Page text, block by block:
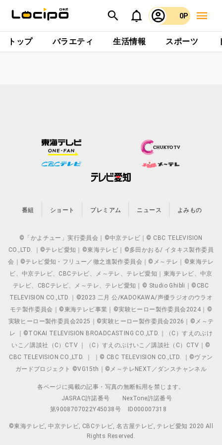
0P
トップ バラエティ 生活情報 スポーツ
番組 ショート プレミアム ニュース よみもの
©「かよチュー」実行委員会｜©中京テレビ｜© CBC TELEVISION
CO.,LTD. ｜©テレビ愛知｜©東海テレビ｜©多田かおる/ イタキス製作委員
会｜©テレビ愛知・フリュー／徹之進製作委員会｜©メ～テレ｜©東海テレ
ビ、中京テレビ、CBCテレビ、メ～テレ、テレビ愛知｜東海テレビ、中京
テレビ、CBCテレビ、メ～テレ、テレビ愛知｜© Studio Ghibli｜©CBC
TELEVISION CO.,LTD.｜©2023 二月 公/KADOKAWA/声優ラジオのウラオ
モテ製作委員会｜©東海テレビ事業｜©実験ヒーロー製作委員会2024｜©
実験ヒーロー製作委員会2025｜©実験ヒーロー製作委員会2026｜©メ～テ
レ ｜©TOKAI TELEVISION BROADCASTING CO.,LTD.｜（C）すえのぶけ
いこ／講談社（C）CTV ｜（C）すえのぶけいこ／講談社（C）CTV｜©
CBC TELEVISION CO.,LTD. ｜ ｜© CBC TELEVISION CO.,LTD. ｜©ヴァン
ガードプロジェクト ©VG15th｜©メ～テレNEXT／ダンスチャンネル
各ページに掲載の記事・写真の無断転用を禁じます。
JASRAC許諾番号
NexTone許諾番号
第9008707022Y45038号
ID000007318
©東海テレビ, 中京テレビ, CBCテレビ, 名古屋テレビ, テレビ愛知 2020 All
Rights Reserved.